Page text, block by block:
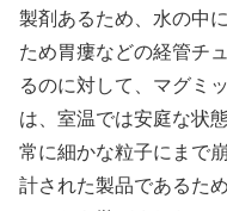
製剤あるため、水の中
ため胃瘻などの経管チ
るのに対して、マグミ
は、室温では安庭な状
常に細かな粒子にまで
計された製品であるた